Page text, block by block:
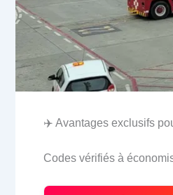
✈️ Avantages exclusifs
Codes vérifiés à